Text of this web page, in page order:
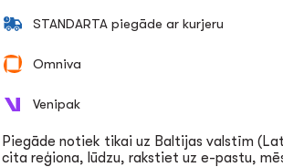
STANDARTA piegāde ar kurjeru
Omniva
Venipak
Piegāde notiek tikai uz Baltijas valstīm
cita reģiona, lūdzu, rakstiet uz e-pastu,